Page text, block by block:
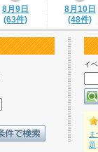
8月9日
(63件)
8月10日
(48件)
イ
ま
題